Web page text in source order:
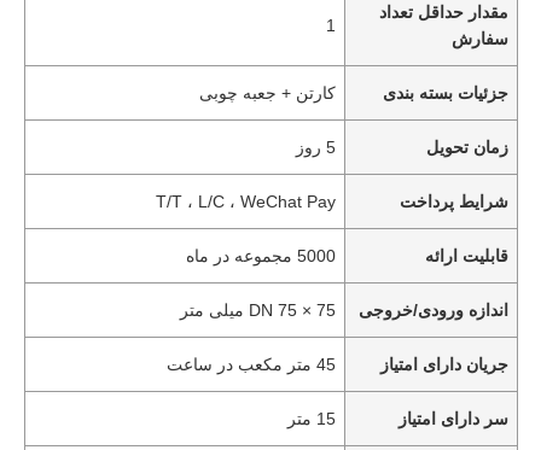
مقدار حداقل تعداد
سفارش
1
جزئیات بسته بندی کارتن + جعبه چوبی
زمان تحویل 5 روز
شرایط پرداخت T/T ، L/C ، WeChat Pay
قابلیت ارائه 5000 مجموعه در ماه
اندازه ورودی/خروجی DN 75 × 75 میلی متر
جریان دارای امتیاز 45 متر مکعب در ساعت
سر دارای امتیاز 15 متر